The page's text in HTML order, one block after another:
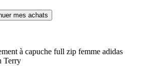
mes achats
à capuche full zip femme adidas
Terry